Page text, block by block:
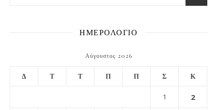
ΗΜΕΡΟΛΟΓΙΟ
Αύγουστος 2026
Δ Τ Τ Π Π Σ Κ
1 2